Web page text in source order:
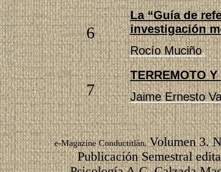
6
La “Guía de
investigación
Rocío Muciño.
7
TERREMOTO
Jaime Ernesto
e-Magazine Conductitlán.Volumen 3.
Publicación Semestral